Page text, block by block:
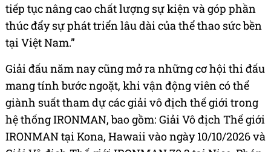
tiếp tục nâng cao chất lượng sự kiện và góp phần
thúc đẩy sự phát triển lâu dài của thể thao sức bền
tại Việt Nam.”
Giải đấu năm nay cũng mở ra những cơ hội thi đấu
mang tính bước ngoặt, khi vận động viên có thể
giành suất tham dự các giải vô địch thế giới trong
hệ thống IRONMAN, bao gồm: Giải Vô địch Thế giới
IRONMAN tại Kona, Hawaii vào ngày 10/10/2026 và